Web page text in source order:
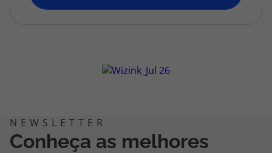
topatlantico@topatlantico.com
Conheça as melhores